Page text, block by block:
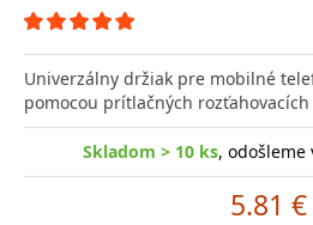
Univerzálny držiak pre mobilné
pomocou prítlačných rozťahovacích
Skladom > 10 ks, odošleme
5.81 €